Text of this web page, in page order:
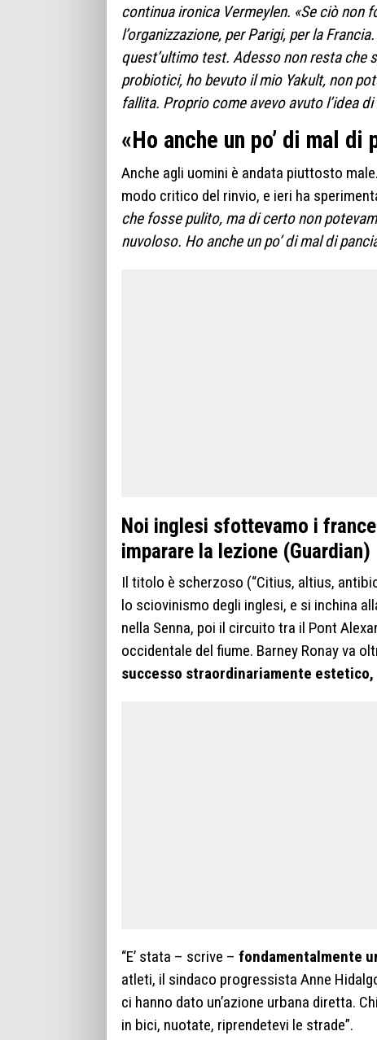
continua ironica Vermeylen. «Se ciò non
l’organizzazione, per Parigi, per la
quest’ultimo test. Adesso non resta che
probiotici, ho bevuto il mio Yakult, non
fallita. Proprio come avevo avuto l’idea
«Ho anche un po’ di mal
Anche agli uomini è andata piuttosto
modo critico del rinvio, e ieri ha
che fosse pulito, ma di certo non
nuvoloso. Ho anche un po’ di mal di
Noi inglesi sfottevamo i
imparare la lezione (Guardian)
Il titolo è scherzoso (“Citius, altius,
lo sciovinismo degli inglesi, e si inchina
nella Senna, poi il circuito tra il Pont
occidentale del fiume. Barney Ronay va
successo straordinariamente
“E’ stata – scrive – fondamentalmente
atleti, il sindaco progressista Anne
ci hanno dato un’azione urbana diretta.
in bici, nuotate, riprendetevi le strade”.